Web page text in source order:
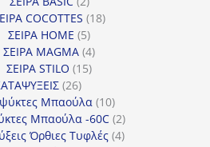
προϊόντα
COCOTTES 1818
ΣΕΙΡΑ HOME 55
προϊόντα
ΣΕΙΡΑ MAGMA 44
προϊόντα
ΣΕΙΡΑ STILO 1515
2626
προϊόντα
Μπαούλα 1010
προϊόντα
Μπαούλα -60C 22
προϊόντα
Όρθιες Τυφλές 44